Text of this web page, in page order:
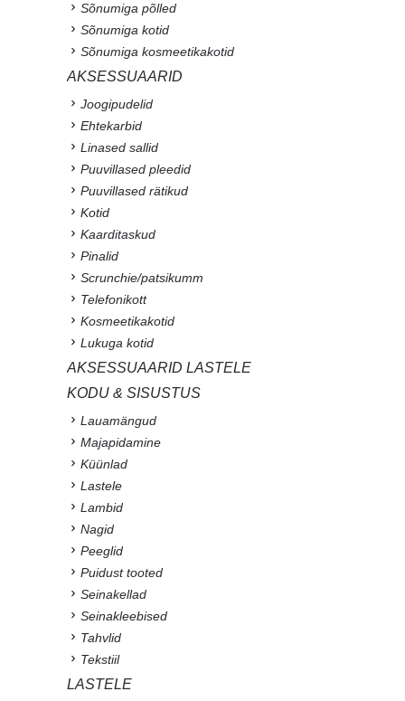
Sõnumiga põlled
Sõnumiga kotid
Sõnumiga kosmeetikakotid
AKSESSUAARID
Joogipudelid
Ehtekarbid
Linased sallid
Puuvillased pleedid
Puuvillased rätikud
Kotid
Kaarditaskud
Pinalid
Scrunchie/patsikumm
Telefonikott
Kosmeetikakotid
Lukuga kotid
AKSESSUAARID LASTELE
KODU & SISUSTUS
Lauamängud
Majapidamine
Küünlad
Lastele
Lambid
Nagid
Peeglid
Puidust tooted
Seinakellad
Seinakleebised
Tahvlid
Tekstiil
LASTELE